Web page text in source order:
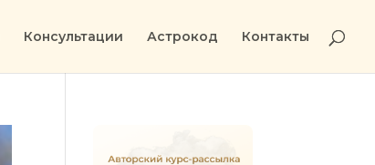
Консультации Астрокод Контакты